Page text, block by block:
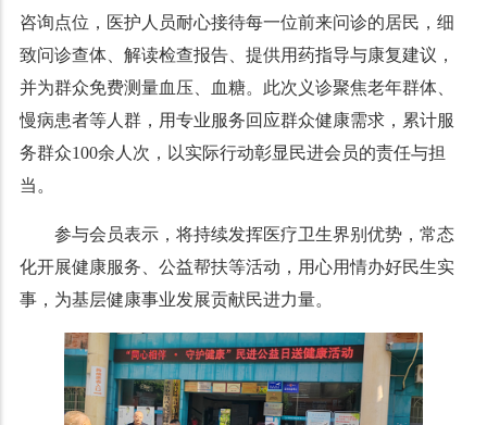
咨询点位，医护人员耐心接待每一位前来问诊的居民，细
致问诊查体、解读检查报告、提供用药指导与康复建议，
并为群众免费测量血压、血糖。此次义诊聚焦老年群体、
慢病患者等人群，用专业服务回应群众健康需求，累计服
务群众100余人次，以实际行动彰显民进会员的责任与担
当。
参与会员表示，将持续发挥医疗卫生界别优势，常态
化开展健康服务、公益帮扶等活动，用心用情办好民生实
事，为基层健康事业发展贡献民进力量。